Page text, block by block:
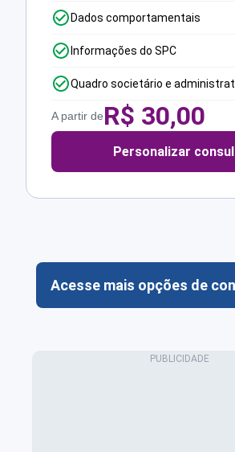
Dados comportamentais
Informações do SPC
Quadro societário e
A partir deR$ 30,00
Personalizar
Acesse mais opções de